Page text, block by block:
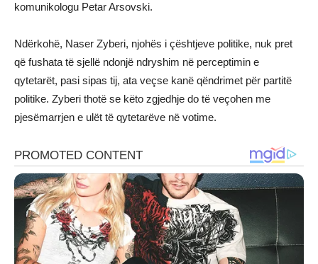
komunikologu Petar Arsovski.
Ndërkohë, Naser Zyberi, njohës i çështjeve politike, nuk pret
që fushata të sjellë ndonjë ndryshim në perceptimin e
qytetarët, pasi sipas tij, ata veçse kanë qëndrimet për partitë
politike. Zyberi thotë se këto zgjedhje do të veçohen me
pjesëmarrjen e ulët të qytetarëve në votime.